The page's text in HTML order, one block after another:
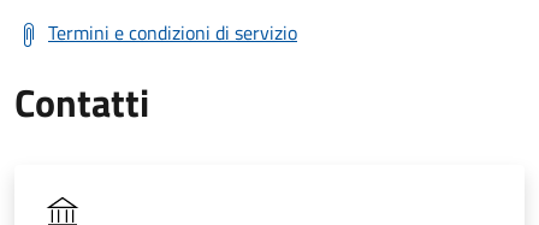
Termini e condizioni di servizio
Contatti